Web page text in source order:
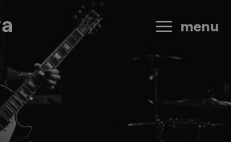
menu